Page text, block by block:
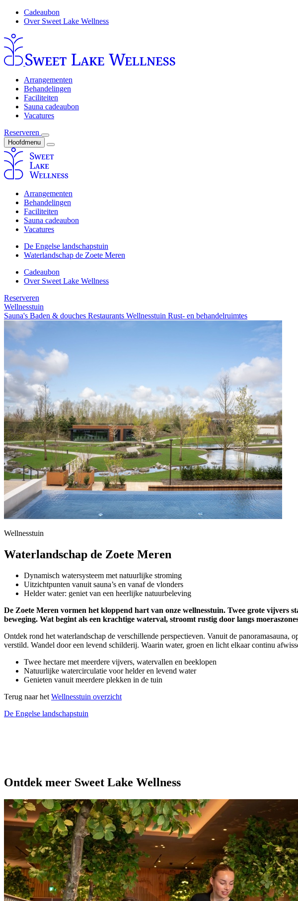
Cadeaubon
Over Sweet Lake Wellness
Arrangementen
Behandelingen
Faciliteiten
Sauna cadeaubon
Vacatures
Reserveren
Hoofdmenu
Arrangementen
Behandelingen
Faciliteiten
Sauna cadeaubon
Vacatures
De Engelse landschapstuin
Waterlandschap de Zoete Meren
Cadeaubon
Over Sweet Lake Wellness
Reserveren
Wellnesstuin
Sauna's Baden & douches Restaurants Wellnesstuin Rust- en behandelruimtes
Wellnesstuin
Waterlandschap de Zoete Meren
Dynamisch watersysteem met natuurlijke stroming
Uitzichtpunten vanuit sauna’s en vanaf de vlonders
Helder water: geniet van een heerlijke natuurbeleving
De Zoete Meren vormen het kloppend hart van onze wellnesstuin. Twee grote
beweging. Wat begint als een krachtige waterval, stroomt rustig door langs
Ontdek rond het waterlandschap de verschillende perspectieven. Vanuit de
verstild. Wandel door een levend schilderij. Waarin water, groen en licht elkaar continu
Twee hectare met meerdere vijvers, watervallen en beeklopen
Natuurlijke watercirculatie voor helder en levend water
Genieten vanuit meerdere plekken in de tuin
Terug naar het Wellnesstuin overzicht
De Engelse landschapstuin
Ontdek meer Sweet Lake Wellness